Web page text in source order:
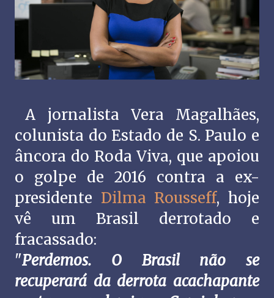
A jornalista Vera Magalhães,
colunista do Estado de S. Paulo e
âncora do Roda Viva, que apoiou
o golpe de 2016 contra a ex-
presidente Dilma Rousseff, hoje
vê um Brasil derrotado e
fracassado:
"Perdemos. O Brasil não se
recuperará da derrota acachapante